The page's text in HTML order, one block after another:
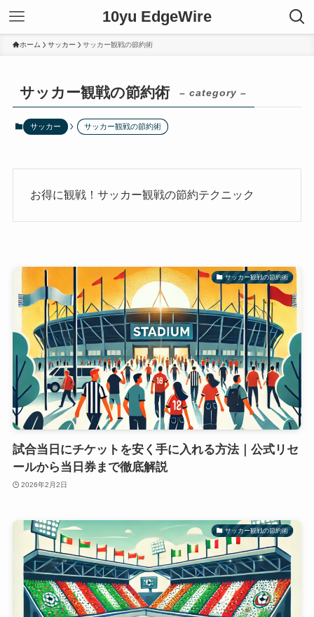
10yu EdgeWire
ホーム サッカー サッカー観戦の節約術
サッカー観戦の節約術 – category –
サッカー サッカー観戦の節約術
お得に観戦！サッカー観戦の節約テクニック
サッカー観戦の節約術
試合当日にチケットを安く手に入れる方法｜公式リセ
ールから当日券まで徹底解説
2026年2月2日
サッカー観戦の節約術